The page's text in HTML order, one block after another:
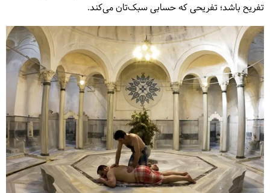
تفریح باشد؛ تفریحی که حسابی سبک‌تان می‌کند.